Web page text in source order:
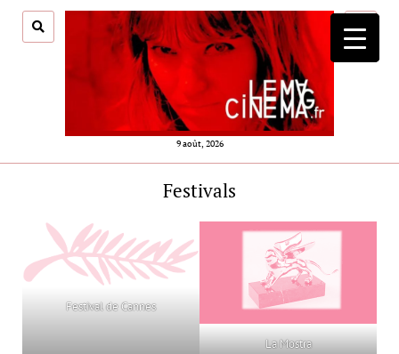
9 août, 2026
menu
Festivals
Festival de Cannes
La Mostra